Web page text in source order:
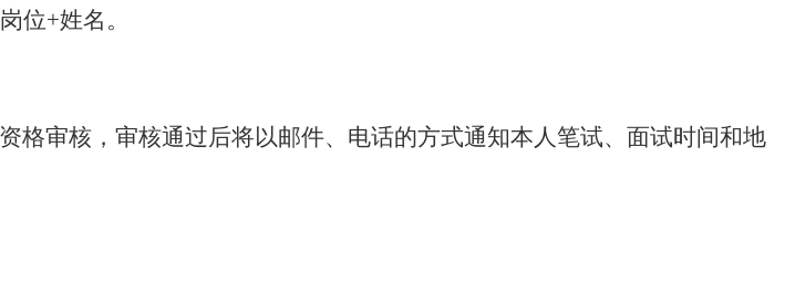
位+姓名。
格审核，审核通过后将以邮件、电话的方式通知本人笔试、面试时间和地